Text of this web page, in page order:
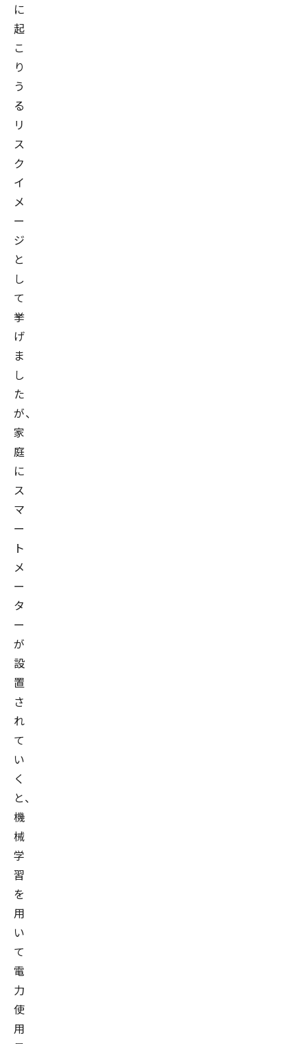
に
起
こ
り
う
る
リ
ス
ク
イ
メ
ー
ジ
と
し
て
挙
げ
ま
し
た
が、
家
庭
に
ス
マ
ー
ト
メ
ー
タ
ー
が
設
置
さ
れ
て
い
く
と、
機
械
学
習
を
用
い
て
電
力
使
用